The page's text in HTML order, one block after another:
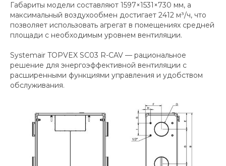
Габариты модели составляют 1597×1531×730 мм, а
максимальный воздухообмен достигает 2412 м³/ч, что
позволяет использовать агрегат в помещениях средней
площади с необходимым уровнем вентиляции.
Systemair TOPVEX SC03 R-CAV — рациональное
решение для энергоэффективной вентиляции с
расширенными функциями управления и удобством
обслуживания.